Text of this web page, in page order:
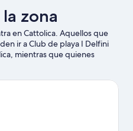
zona
en Cattolica. Aquellos que
ir a Club de playa I Delfini
mientras que quienes
área pueden visitar Playa
acuario.. Encontrarás